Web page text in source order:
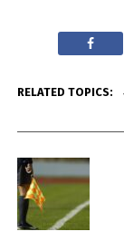
RELATED TOPICS: